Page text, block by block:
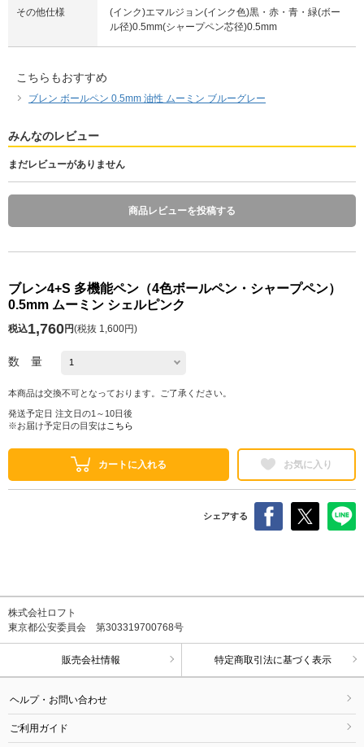
その他仕様
(インク)エマルジョン(インク色)黒・赤・青・緑(ボー
ル径)0.5mm(シャープペン芯径)0.5mm
こちらもおすすめ
ブレン ボールペン 0.5mm 油性 ムーミン ブルーグレー
みんなのレビュー
まだレビューがありません
商品レビューを投稿する
ブレン4+S 多機能ペン（4色ボールペン・シャープペン）
0.5mm ムーミン シェルピンク
税込1,760円(税抜 1,600円)
数 量
本商品は交換不可となっております。ご了承ください。
発送予定日 注文日の1～10日後
※お届け予定日の目安は こちら
カートに入れる お気に入り
シェアする
株式会社ロフト
東京都公安委員会 第303319700768号
販売会社情報 特定商取引法に基づく表示
ヘルプ・お問い合わせ
ご利用ガイド